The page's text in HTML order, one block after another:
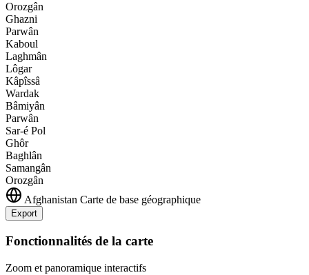
Orozgân
Ghazni
Parwân
Kaboul
Laghmân
Lôgar
Kâpîssâ
Wardak
Bâmiyân
Parwân
Sar-é Pol
Ghôr
Baghlân
Samangân
Orozgân
Afghanistan Carte de base géographique
Export
+
Fonctionnalités de la carte
Zoom et panoramique interactifs